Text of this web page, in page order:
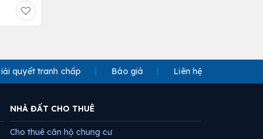
quyết tranh chấp Báo giá Liên hệ
NHÀ ĐẤT CHO THUÊ
Cho thuê căn hộ chung cư